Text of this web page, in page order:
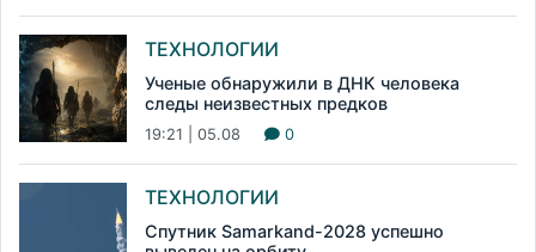
ТЕХНОЛОГИИ
Ученые обнаружили в ДНК человека
следы неизвестных предков
19:21 | 05.08 0
ТЕХНОЛОГИИ
Спутник Samarkand-2028 успешно